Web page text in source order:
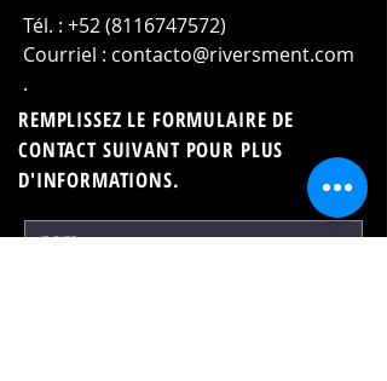
Tél. : +52 (8116747572)
Courriel : contacto@riversment.com
.
REMPLISSEZ LE FORMULAIRE DE
CONTACT SUIVANT POUR PLUS
D'INFORMATIONS.